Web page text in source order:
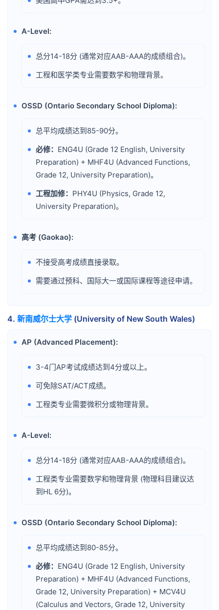
• A-Level:
• 总分14-18分 (通常对应AAB-AAA的成绩组合)。
• 工程和医学类专业需要数学和物理背景。
• OSSD (Ontario Secondary School Diploma):
• 总平均成绩达到85-90分。
• 必修： ENG4U (Grade 12 English, University
Preparation) + MHF4U (Advanced Functions,
Grade 12, University Preparation)。
• 工程加修： PHY4U (Physics, Grade 12,
University Preparation)。
• 高考 (Gaokao):
• 不接受高考成绩直接录取。
• 需要通过预科、国际大一或国际课程等途径申请。
4. 新南威尔士大学 (University of New South Wales)
• AP (Advanced Placement):
• 3-4门AP考试成绩达到4分或以上。
• 可免除SAT/ACT成绩。
• 工程类专业需要微积分或物理背景。
• A-Level:
• 总分14-18分 (通常对应AAB-AAA的成绩组合)。
•
工程类专业需要数学和物理背景 (物理科目建议达
到HL 6分)。
• OSSD (Ontario Secondary School Diploma):
• 总平均成绩达到80-85分。
• 必修： ENG4U (Grade 12 English, University
Preparation) + MHF4U (Advanced Functions,
Grade 12, University Preparation) + MCV4U
(Calculus and Vectors, Grade 12, University